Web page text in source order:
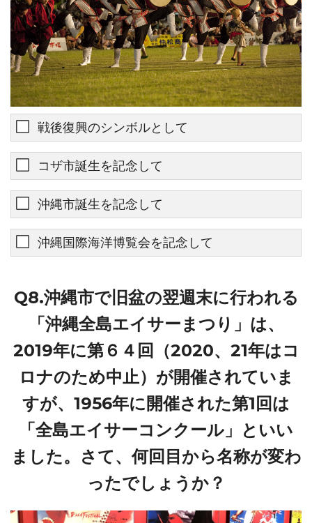
戦後復興のシンボルとして
コザ市誕生を記念して
沖縄市誕生を記念して
沖縄国際海洋博覧会を記念して
Q8.沖縄市で旧盆の翌週末に行われる
「沖縄全島エイサーまつり」は、
2019年に第６４回（2020、21年はコ
ロナのため中止）が開催されていま
すが、1956年に開催された第1回は
「全島エイサーコンクール」といい
ました。さて、何回目から名称が変わ
ったでしょうか？